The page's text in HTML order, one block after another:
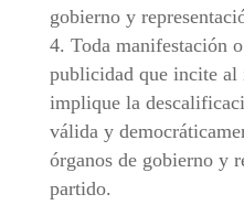
gobierno y
Toda manifestación
publicidad que incite
implique la
válida y
órganos de gobierno y
partido.